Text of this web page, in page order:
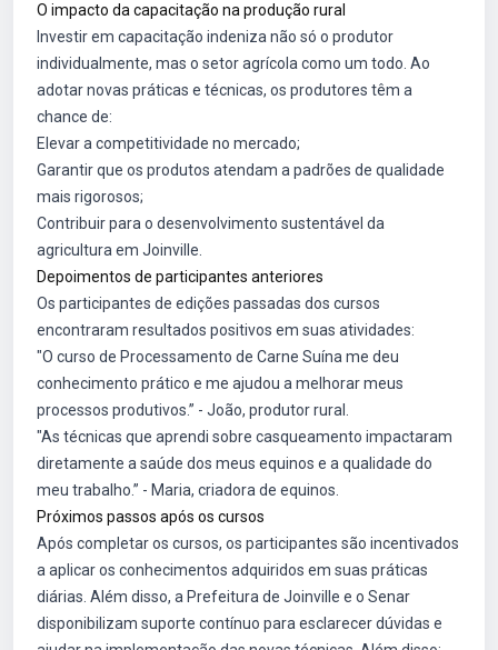
O impacto da capacitação na produção rural
Investir em capacitação indeniza não só o produtor
individualmente, mas o setor agrícola como um todo. Ao
adotar novas práticas e técnicas, os produtores têm a
chance de:
Elevar a competitividade no mercado;
Garantir que os produtos atendam a padrões de qualidade
mais rigorosos;
Contribuir para o desenvolvimento sustentável da
agricultura em Joinville.
Depoimentos de participantes anteriores
Os participantes de edições passadas dos cursos
encontraram resultados positivos em suas atividades:
"O curso de Processamento de Carne Suína me deu
conhecimento prático e me ajudou a melhorar meus
processos produtivos.” - João, produtor rural.
"As técnicas que aprendi sobre casqueamento impactaram
diretamente a saúde dos meus equinos e a qualidade do
meu trabalho.” - Maria, criadora de equinos.
Próximos passos após os cursos
Após completar os cursos, os participantes são incentivados
a aplicar os conhecimentos adquiridos em suas práticas
diárias. Além disso, a Prefeitura de Joinville e o Senar
disponibilizam suporte contínuo para esclarecer dúvidas e